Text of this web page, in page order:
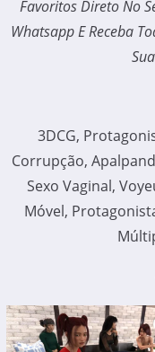
Favoritos Direto No
Whatsapp E Receba
3DCG,
Corrupção,
Sexo Vaginal,
Móvel,